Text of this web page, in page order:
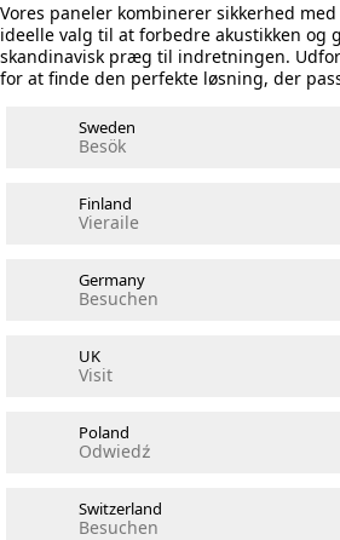
Vores paneler kombinerer sikkerhed
ideelle valg til at forbedre akustikken og
skandinavisk præg til indretningen.
for at finde den perfekte løsning, der
Sweden
Besök
Finland
Vieraile
Germany
Besuchen
UK
Visit
Poland
Odwiedź
Switzerland
Besuchen